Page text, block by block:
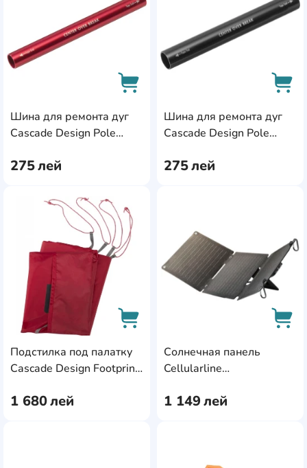
Шина для ремонта дуг
Cascade Design Pole
(05826)
275лей
AddCardToCart
Шина для ремонта дуг
Cascade Design Pole
(05827)
275лей
Подстилка под палатку
Cascade Design Footprint
1 680лей
AddCardToCart
Солнечная панель
Cellularline
1 149лей